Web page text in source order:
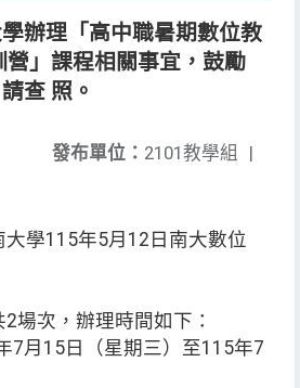
辦理「高中職暑期數位教
營」課程相關事宜，鼓勵
查 照。
發布單位： 2101教學組 |
學115年5月12日南大數位
場次，辦理時間如下：
7月15日（星期三）至115年7